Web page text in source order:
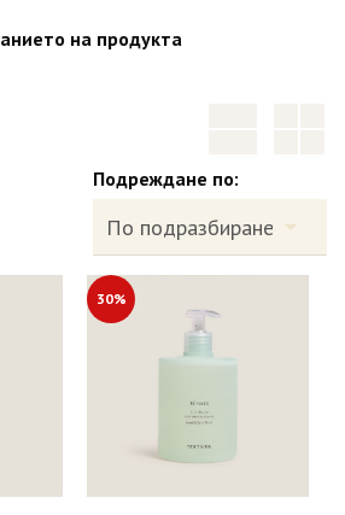
на продукта
Подреждане по:
30%